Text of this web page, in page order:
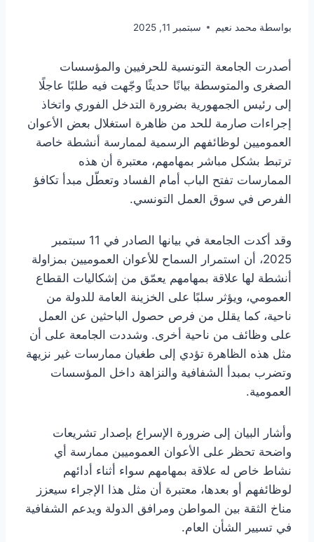
بواسطة محمد نعيم سبتمبر 11, 2025
أصدرت الجامعة التونسية للحرفيين والمؤسسات
الصغرى والمتوسطة بيانًا حديثًا وجّهت فيه طلبًا عاجلًا
إلى رئيس الجمهورية بضرورة التدخل الفوري واتخاذ
إجراءات صارمة للحد من ظاهرة استغلال بعض الأعوان
العموميين لوظائفهم الرسمية لممارسة أنشطة خاصة
ترتبط بشكل مباشر بمهامهم، معتبرة أن هذه
الممارسات تفتح الباب أمام الفساد وتعطّل مبدأ تكافؤ
الفرص في سوق العمل التونسي.
وقد أكدت الجامعة في بيانها الصادر في 11 سبتمبر
2025، أن استمرار السماح للأعوان العموميين بمزاولة
أنشطة لها علاقة بمهامهم يعمّق من إشكاليات القطاع
العمومي، ويؤثر سلبًا على الخزينة العامة للدولة من
ناحية، كما يقلل من فرص حصول الباحثين عن العمل
على وظائف من ناحية أخرى. وشددت الجامعة على أن
مثل هذه الظاهرة تؤدي إلى طغيان ممارسات غير نزيهة
وتضرب بمبدأ الشفافية والنزاهة داخل المؤسسات
العمومية.
وأشار البيان إلى ضرورة الإسراع بإصدار تشريعات
واضحة تحظر على الأعوان العموميين ممارسة أي
نشاط خاص له علاقة بمهامهم سواء أثناء أدائهم
لوظائفهم أو بعدها، معتبرة أن مثل هذا الإجراء سيعزز
مناخ الثقة بين المواطن ومرافق الدولة ويدعم الشفافية
في تسيير الشأن العام.